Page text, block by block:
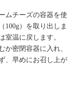
ムチーズの容器を使
100g）を取り出しま
室温に戻します。
密閉容器に入れ、
、早めにお召し上が